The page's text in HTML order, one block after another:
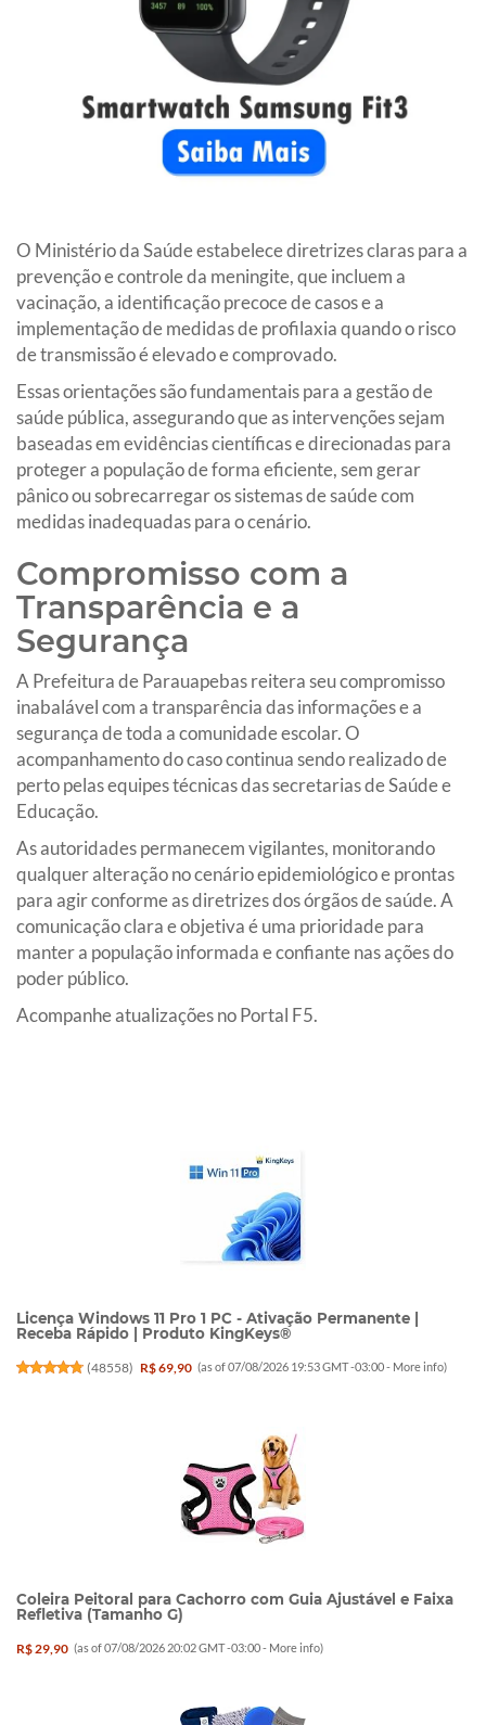
O Ministério da Saúde estabelece diretrizes claras para a
prevenção e controle da meningite, que incluem a
vacinação, a identificação precoce de casos e a
implementação de medidas de profilaxia quando o risco
de transmissão é elevado e comprovado.
Essas orientações são fundamentais para a gestão de
saúde pública, assegurando que as intervenções sejam
baseadas em evidências científicas e direcionadas para
proteger a população de forma eficiente, sem gerar
pânico ou sobrecarregar os sistemas de saúde com
medidas inadequadas para o cenário.
Compromisso com a
Transparência e a
Segurança
A Prefeitura de Parauapebas reitera seu compromisso
inabalável com a transparência das informações e a
segurança de toda a comunidade escolar. O
acompanhamento do caso continua sendo realizado de
perto pelas equipes técnicas das secretarias de Saúde e
Educação.
As autoridades permanecem vigilantes, monitorando
qualquer alteração no cenário epidemiológico e prontas
para agir conforme as diretrizes dos órgãos de saúde. A
comunicação clara e objetiva é uma prioridade para
manter a população informada e confiante nas ações do
poder público.
Acompanhe atualizações no Portal F5.
Licença Windows 11 Pro 1 PC - Ativação Permanente |
Receba Rápido | Produto KingKeys®
(48558) R$ 69,90 (as of 07/08/2026 19:53 GMT -03:00 - More info)
Coleira Peitoral para Cachorro com Guia Ajustável e Faixa
Refletiva (Tamanho G)
R$ 29,90 (as of 07/08/2026 20:02 GMT -03:00 - More info)